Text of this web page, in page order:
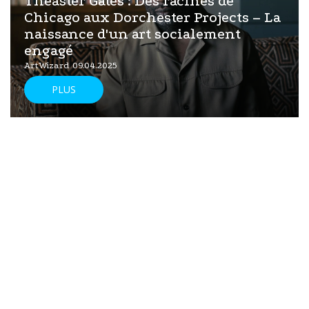
Chicago aux Dorchester Projects – La
naissance d'un art socialement
engagé
ArtWizard 09.04.2025
PLUS